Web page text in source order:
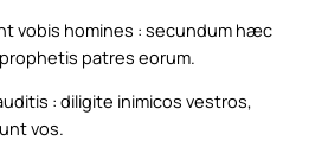
vobis homines : secundum hæc
patres eorum.
: diligite inimicos vestros,
vos.